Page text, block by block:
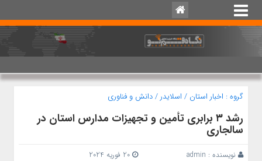
گروه : اخبار استان / اسلایدر /دانش و فناوری
رشد ۳ برابری تأمین و تجهیزات مدارس استان در
سالجاری
نویسنده : admin
20 فوریه 2024